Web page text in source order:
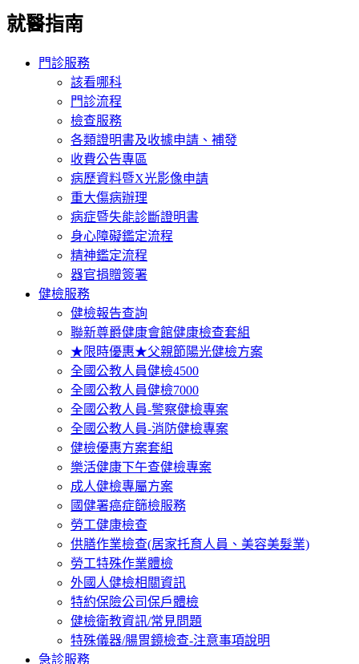
就醫指南
門診服務
該看哪科
門診流程
檢查服務
各類證明書及收據申請、補發
收費公告專區
病歷資料暨X光影像申請
重大傷病辦理
病症暨失能診斷證明書
身心障礙鑑定流程
精神鑑定流程
器官捐贈簽署
健檢服務
健檢報告查詢
聯新尊爵健康會館健康檢查套組
★限時優惠★父親節陽光健檢方案
全國公教人員健檢4500
全國公教人員健檢7000
全國公教人員-警察健檢專案
全國公教人員-消防健檢專案
健檢優惠方案套組
樂活健康下午查健檢專案
成人健檢專屬方案
國健署癌症篩檢服務
勞工健康檢查
供膳作業檢查(居家托育人員、美容美髮業)
勞工特殊作業體檢
外國人健檢相關資訊
特約保險公司保戶體檢
健檢衛教資訊/常見問題
特殊儀器/腸胃鏡檢查-注意事項說明
急診服務